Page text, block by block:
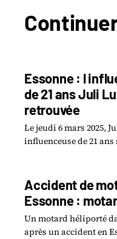
Essonne : l
de 21 ans Juli
retrouvée
Le jeudi 6 mars 2025,
influenceuse de 21
Accident de
Essonne :
Un motard héliporté
après un accident en